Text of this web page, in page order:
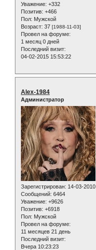
Уважение: +332
Позитив: +466
Пол: Мужской
Возраст: 37 [1988-11-03]
Провел на форуме:
1 месяц 0 дней
Последний визит:
04-02-2015 15:53:22
Alex-1984
Администратор
Зарегистрирован: 14-03-2010
Сообщений: 6464
Уважение: +9626
Позитив: +6918
Пол: Мужской
Провел на форуме:
11 месяцев 21 день
Последний визит:
Вчера 10:23:23